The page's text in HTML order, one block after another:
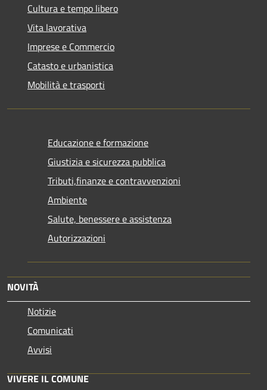
Cultura e tempo libero
Vita lavorativa
Imprese e Commercio
Catasto e urbanistica
Mobilità e trasporti
Educazione e formazione
Giustizia e sicurezza pubblica
Tributi,finanze e contravvenzioni
Ambiente
Salute, benessere e assistenza
Autorizzazioni
NOVITÀ
Notizie
Comunicati
Avvisi
VIVERE IL COMUNE